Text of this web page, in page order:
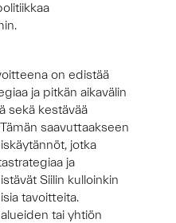
on edistää
ja pitkän aikavälin
sekä kestävää
saavuttaakseen
jotka
ja
Siilin kulloinkin
tavoitteita.
tai yhtiön